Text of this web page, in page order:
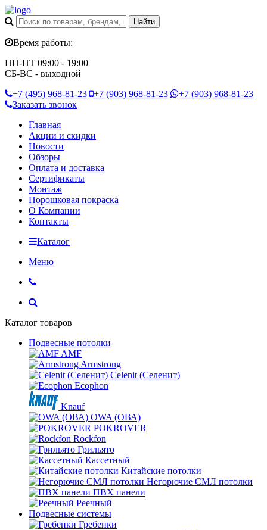
Время работы:
ПН-ПТ 09:00 - 19:00
СБ-ВС - выходной
+7 (495) 968-81-23 +7 (903) 968-81-23 +7 (903) 968-81-23
Заказать звонок
Главная
Акции и скидки
Новости
Обзоры
Оплата и доставка
Сертификаты
Монтаж
Порошковая покраска
О Компании
Контакты
Каталог
Меню
Каталог товаров
Подвесные потолки
AMF
Armstrong
Celenit (Селенит)
Ecophon
Knauf
OWA (ОВА)
POKROVER
Rockfon
Грильято
Кассетный
Китайские потолки
Негорючие СМЛ потолки
ПВХ панели
Реечный
Подвесные системы
Гребенки